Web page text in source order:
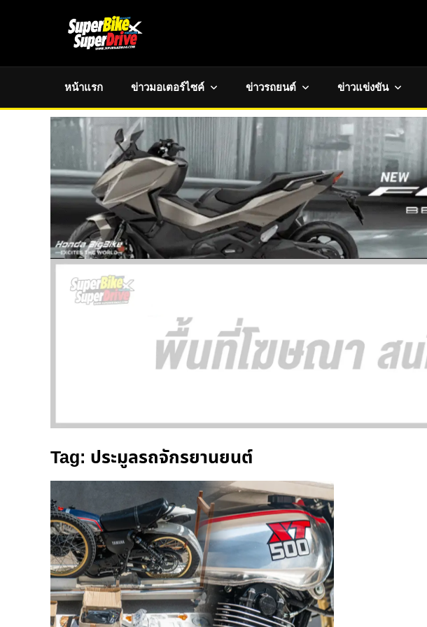
หน้าแรก ข่าวมอเตอร์ไซค์ ข่าวรถยนต์ ข่าวแข่งขัน
Tag: ประมูลรถจักรยานยนต์